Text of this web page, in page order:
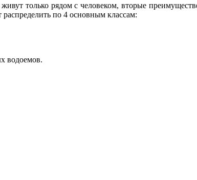
только рядом с человеком, вторые
по 4 основным классам:
водоемов.